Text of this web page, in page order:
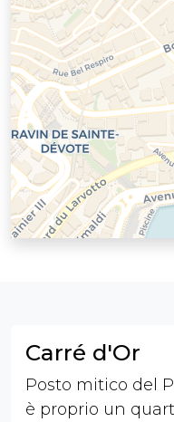
Carré d'Or
Posto mitico del
è proprio un